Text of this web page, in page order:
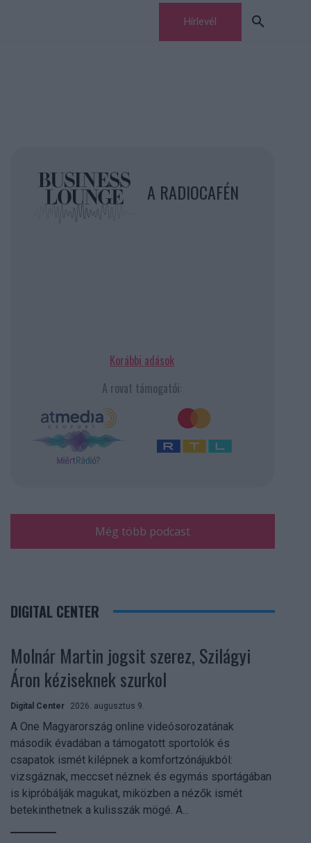
Hírlevél
A RADIOCAFÉN
Korábbi adások
A rovat támogatói:
Még több podcast
DIGITAL CENTER
Molnár Martin jogsit szerez, Szilágyi
Áron kéziseknek szurkol
Digital Center 2026. augusztus 9.
A One Magyarország online videósorozatának
második évadában a támogatott sportolók és
csapatok ismét kilépnek a komfortzónájukból:
vizsgáznak, meccset néznek és egymás sportágában
is kipróbálják magukat, miközben a nézők ismét
betekinthetnek a kulisszák mögé. A...